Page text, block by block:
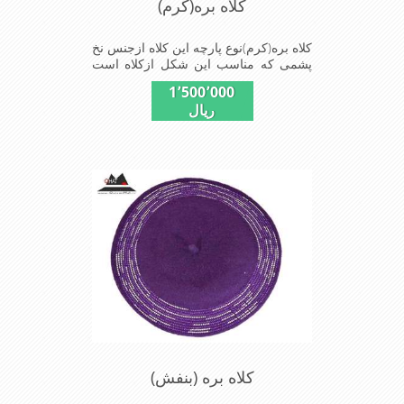
کلاه بره(کرم)
کلاه بره(کرم)نوع پارچه این کلاه ازجنس نخ
پشمی که مناسب این شکل ازکلاه است
این مدل کلاه مناسب خانمها است روی
کلاه نگین کارشده شیک و مناسب افراد
خوش پوش جنس عالی ,بافتی مناسب ,
1٬500٬000
ریال
کلاه بره (بنفش)